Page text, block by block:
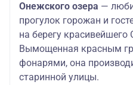
Онежского озера —
прогулок горожан и
на берегу красивейшего
Вымощенная красным
фонарями, она
старинной улицы.